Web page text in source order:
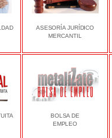
ASESORÍA JURÍDICO
MERCANTIL
BOLSA DE
EMPLEO